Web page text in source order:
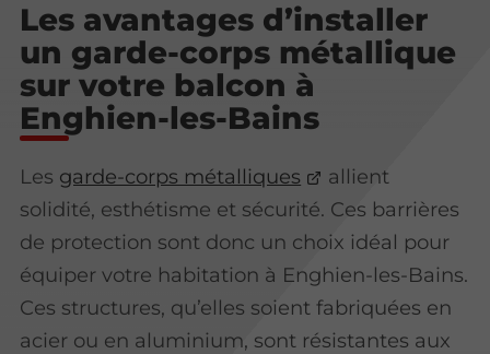
Les avantages d’installer
un garde-corps métallique
sur votre balcon à
Enghien-les-Bains
Les garde-corps métalliques
allient
solidité, esthétisme et sécurité. Ces barrières
de protection sont donc un choix idéal pour
équiper votre habitation à Enghien-les-Bains.
Ces structures, qu’elles soient fabriquées en
acier ou en aluminium, sont résistantes aux